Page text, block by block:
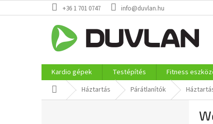
a
+36 1 701 0747 info@duvlan.hu
Kardio gépek Testépítés Fitness
KezdőlapHáztartás Párátlanítók